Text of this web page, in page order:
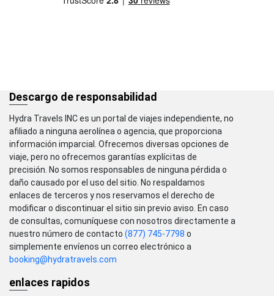
Descargo de responsabilidad
Hydra Travels INC es un portal de viajes independiente, no
afiliado a ninguna aerolínea o agencia, que proporciona
información imparcial. Ofrecemos diversas opciones de
viaje, pero no ofrecemos garantías explícitas de
precisión. No somos responsables de ninguna pérdida o
daño causado por el uso del sitio. No respaldamos
enlaces de terceros y nos reservamos el derecho de
modificar o discontinuar el sitio sin previo aviso. En caso
de consultas, comuníquese con nosotros directamente a
nuestro número de contacto (877) 745-7798 o
simplemente envíenos un correo electrónico a
booking@hydratravels.com
enlaces rapidos